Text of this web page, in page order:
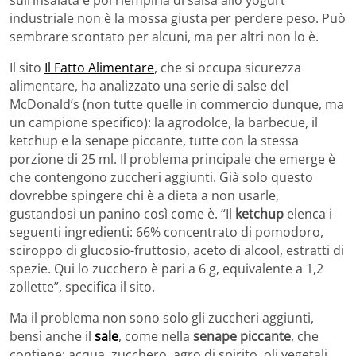
industriale non è la mossa giusta per perdere peso. Può
sembrare scontato per alcuni, ma per altri non lo è.
Il sito Il Fatto Alimentare, che si occupa sicurezza
alimentare, ha analizzato una serie di salse del
McDonald’s (non tutte quelle in commercio dunque, ma
un campione specifico): la agrodolce, la barbecue, il
ketchup e la senape piccante, tutte con la stessa
porzione di 25 ml. Il problema principale che emerge è
che contengono zuccheri aggiunti. Già solo questo
dovrebbe spingere chi è a dieta a non usarle,
gustandosi un panino così come è. “Il ketchup elenca i
seguenti ingredienti: 66% concentrato di pomodoro,
sciroppo di glucosio-fruttosio, aceto di alcool, estratti di
spezie. Qui lo zucchero è pari a 6 g, equivalente a 1,2
zollette”, specifica il sito.
Ma il problema non sono solo gli zuccheri aggiunti,
bensì anche il sale, come nella senape piccante, che